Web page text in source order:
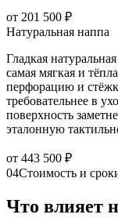
от 201 500 ₽
Натуральная наппа
Гладкая
самая мягкая и
перфорацию и
требовательнее в
поверхность
эталонную
от 443 500 ₽
04Стоимость и
Что влияет